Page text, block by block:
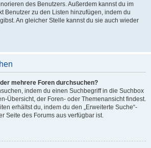
des Benutzers. Außerdem kannst du im
Benutzer zu den Listen hinzufügen, indem du
An gleicher Stelle kannst du sie auch wieder
mehrere Foren durchsuchen?
indem du einen Suchbegriff in die Suchbox
Übersicht, der Foren- oder Themenansicht findest.
erhältst du, indem du den „Erweiterte Suche“-
Seite des Forums aus verfügbar ist.